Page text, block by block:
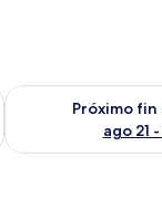
semana ago 14 -
Próximo fin
ago 21
Consulta la